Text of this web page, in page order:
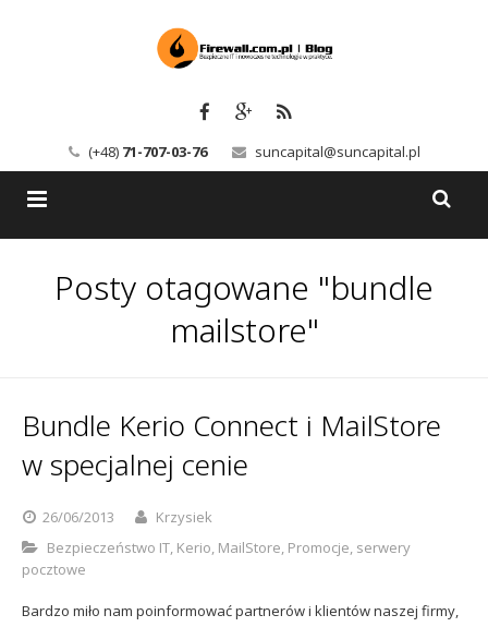
(+48) 71-707-03-76 suncapital@suncapital.pl
Backup-Solutions
Serwery pocztowe
Sophos
Usługi
Kontakt
Polityka prywatności
Posty otagowane "bundle
mailstore"
Bundle Kerio Connect i MailStore
w specjalnej cenie
26/06/2013
Krzysiek
Bezpieczeństwo IT, Kerio, MailStore, Promocje, serwery
pocztowe
Bardzo miło nam poinformować partnerów i klientów naszej firmy,